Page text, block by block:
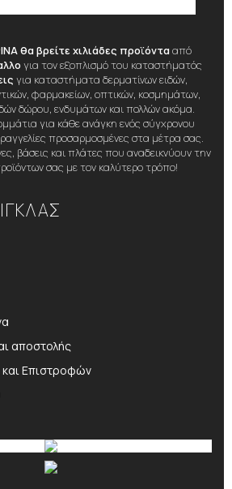
θα βρείτε χιλιάδες προϊόντααπό
για τον εξοπλισμό του καταστήματός
για καταστήματα δερματίνων ειδών,
φαρμακείων, οπτικών, κοσμημάτων,
δώρου, ενδυμάτων και πολλών ακόμα.
για κάθε ανάγκη ενός σύγχρονου
προσαρμοσμένες στα μέτρα σας.
βάσεις και πλάτες που αναδεικνύουν την
σας με τον καλύτερο τρόπο!
αποστολής
και Επιστροφών